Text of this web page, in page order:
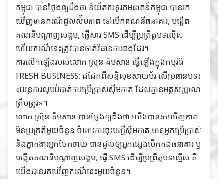
កម្ពុជា បានថ្លែងឲ្យដឹងថា និយ័តករទូរគមនាគន៍កម្ពុជា បានរក
ឃើញមានករណីជួលស៉ីមកាត ទៅបើកគណនីធនាគារ, បង្កើត
គណនីបណ្តាញសង្គម, ផ្ញើសារ SMS ដើម្បីប្រព្រឹត្តបទល្មើស
ហើយករណីនេះត្រូវបានចាត់វិធានការផងដែរ។
ការលើកឡើងរបស់លោក ស្រ៊ុន គឹមសាន ធ្វើឡើងក្នុងកម្មវិធី
FRESH BUSINESS: ជជែកពីសន្តិសុខសាយប័រ លើប្រធានបទ៖
«យន្តការលុបបំបាត់ការប្រើប្រាស់សុីមកាត ដែលគ្មានអត្តសញ្ញាណ
ត្រឹមត្រូវ»។
លោក ស្រ៊ុន គឹមសាន បានថ្លែងឲ្យដឹងថា យើងបានរកឃើញភាព
មិនប្រក្រតីមួយចំនួន ចំពោះការចុះបញ្ជីស៊ីមកាត មានអ្នកប្រើប្រាស់
និងភ្នាក់ងារអ្នកចែកចាយ បានជួលឲ្យអ្នកផ្សេងបើកកុងធនាគារ ឬ
បង្កើតគណនីបណ្តាញសង្គម, ផ្ញើ SMS ដើម្បីប្រព្រឹត្តបទល្មើស គឺ
យើងបានរកឃើញករណីនេះមួយចំនួន។